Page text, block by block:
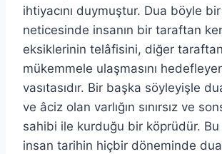
ihtiyacını duymuştur. Dua böyle
neticesinde insanın bir taraftan
eksiklerinin telâfisini, diğer
mükemmele ulaşmasını
vasıtasıdır. Bir başka söyleyişle
ve âciz olan varlığın sınırsız ve
sahibi ile kurduğu bir köprüdür.
insan tarihin hiçbir döneminde